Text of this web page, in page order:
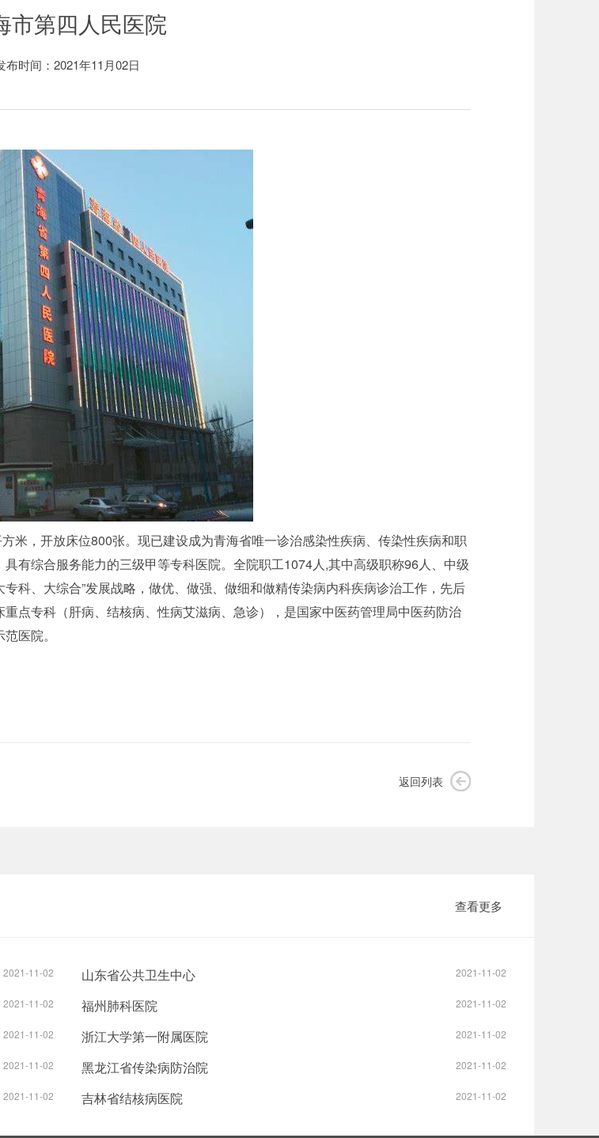
市第四人民医院
布时间：2021年11月02日
米，开放床位800张。现已建设成为青海省唯一诊治感染性疾病、传染性疾病和职
有综合服务能力的三级甲等专科医院。全院职工1074人,其中高级职称96人、中级
科、大综合”发展战略，做优、做强、做细和做精传染病内科疾病诊治工作，先后
点专科（肝病、结核病、性病艾滋病、急诊），是国家中医药管理局中医药防治
医院。
返回列表
查看更多
2021-11-02
2021-11-02
2021-11-02
2021-11-02
2021-11-02
2021-11-02
山东省公共卫生中心
2021-11-02
福州肺科医院
2021-11-02
浙江大学第一附属医院
2021-11-02
黑龙江省传染病防治院
2021-11-02
吉林省结核病医院